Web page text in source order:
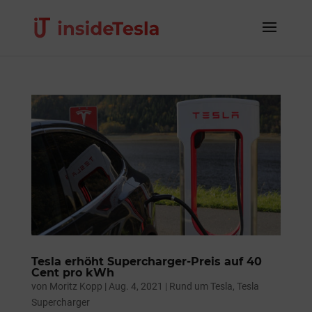
Tesla erhöht Supercharger-Preis auf 40
Cent pro kWh
von Moritz Kopp | Aug. 4, 2021 | Rund um Tesla Tesla
Supercharger